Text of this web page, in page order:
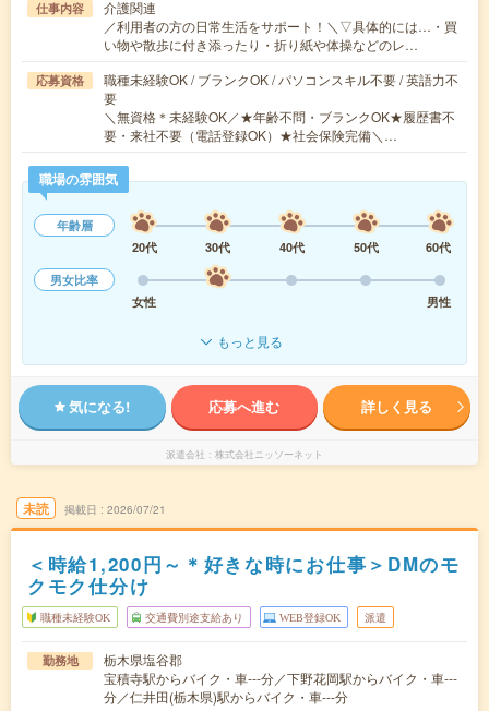
仕事内容
介護関連
／利用者の方の日常生活をサポート！＼▽具体的には…・買
い物や散歩に付き添ったり・折り紙や体操などのレ…
応募資格
職種未経験OK / ブランクOK / パソコンスキル不要 / 英語力不
要
＼無資格＊未経験OK／★年齢不問・ブランクOK★履歴書不
要・来社不要（電話登録OK）★社会保険完備＼…
職場の雰囲気
年齢層
20代
30代 40代 50代
60代
男女比率
女性
男性
もっと見る
気になる! 応募へ進む 詳しく見る
派遣会社 株式会社ニッソーネット
未読 掲載日 2026/07/21
＜時給1,200円～＊好きな時にお仕事＞DMのモ
クモク仕分け
職種未経験OK 交通費別途支給あり WEB登録OK 派遣
勤務地
栃木県塩谷郡
宝積寺駅からバイク・車---分／下野花岡駅からバイク・車---
分／仁井田(栃木県)駅からバイク・車---分